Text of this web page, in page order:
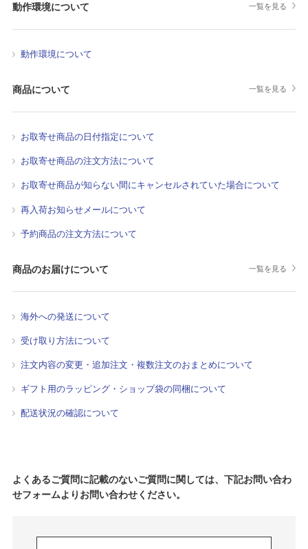
動作環境について 一覧を見る
動作環境について
商品について 一覧を見る
お取寄せ商品の日付指定について
お取寄せ商品の注文方法について
お取寄せ商品が知らない間にキャンセルされていた場合について
再入荷お知らせメールについて
予約商品の注文方法について
商品のお届けについて 一覧を見る
海外への発送について
受け取り方法について
注文内容の変更・追加注文・複数注文のおまとめについて
ギフト用のラッピング・ショップ袋の同梱について
配送状況の確認について
よくあるご質問に記載のないご質問に関しては、下記お問い合わ
せフォームよりお問い合わせください。